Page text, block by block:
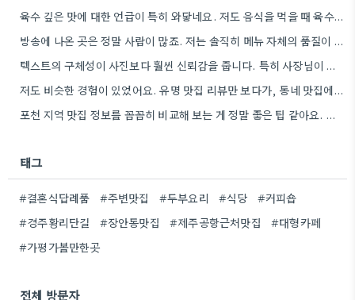
육수 깊은 맛에 대한 언급이 특히 와닿네요. 저도 음식을 먹을 때 육수의 깊은 맛을 중요하게…
방송에 나온 곳은 정말 사람이 많죠. 저는 솔직히 메뉴 자체의 품질이 더 중요하다고 생각해요.
텍스트의 구체성이 사진보다 훨씬 신뢰감을 줍니다. 특히 사장님이 직접 요리하는 곳을 찾는 게 좋은 전략인…
저도 비슷한 경험이 있었어요. 유명 맛집 리뷰만 보다가, 동네 맛집에서 훨씬 더 맛있는 음식을 먹고…
포천 지역 맛집 정보를 꼼꼼히 비교해 보는 게 정말 좋은 팁 같아요. 특히 커뮤니티 언급…
태그
#결혼식답례품 #주변맛집 #두부요리 #식당
#커피숍
#경주황리단길
#장안동맛집 #제주공항근처맛집
#대형카페
#가평가볼만한곳
전체 방문자